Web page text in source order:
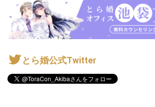
とら婚公式Twitter